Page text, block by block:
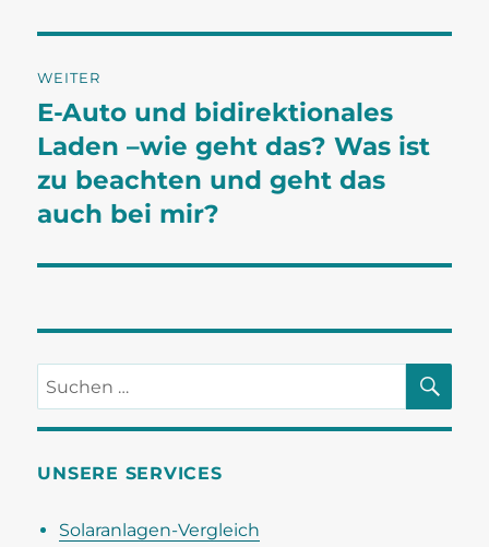
WEITER
Nächster
Beitrag:
E-Auto und bidirektionales
Laden –wie geht das? Was ist
zu beachten und geht das
auch bei mir?
Suchen
nach:
UNSERE SERVICES
Solaranlagen-Vergleich